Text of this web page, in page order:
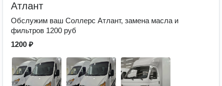
Атлант
Обслужим ваш Соллерс Атлант, замена масла и
фильтров 1200 руб
1200 ₽